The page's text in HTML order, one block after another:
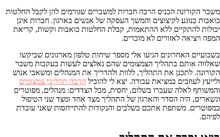
משבר הקורונה הכניס הרבה חברות למשברים שגורמים להן לקבל החלטות
כואבות בנוגע לקיצוצים והמשך העסקה של אנשים בארגון. חברות אינן
יכולות להתקיים ללא ההתאמות, קבלת החלטות כואבות וקשות, קריאת
המפה ויציאה לאזורים לא מוכרים.
בשבועיים האחרונים הגיעו אלי מספר שיחות טלפון מארגונים שביקשו
שאלווה אותם בתהליך הצמצומים שהם נאלצים לעשות בעקבות משבר
הקורונה. לתכנן את התהליך, ללוות ולהדריך את המנהלים ומשאבי אנוש
ולייעץ לעוזבים במציאת עבודה. יצא לי להוביל הרבה תהליכי צמצומים
והמשותף לאלה שעברו בשלום, יחסית, מכל הצדדים: מנהלים, מפוטרים
ונשארים, היה הסדר והארגון של התהליך מצד אחד ומצד שני הטיפול
במפוטרים. משתפת אתכם בשלבים והנקודות להתייחסות שאני עובדת
לפיהם.